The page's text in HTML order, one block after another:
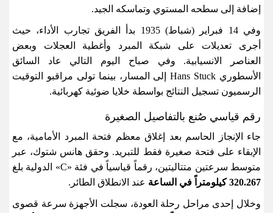
إضافة إلى سطحه المستوي وتماسكه الجيد.
وفي 14 فبراير (شباط) 1935 بدأ الفريق تجارب الأداء، حيث
أجرى تعديلات على شبكة المبرد وأغطية العجلات وبعض
العناصر الانسيابية. وفي صباح اليوم التالي عاد السائق
الأسطوري
إلى المسار، بينما تولى مراقبو التوقيت
الرسميون تسجيل النتائج بواسطة خلايا ضوئية كهربائية.
رقم قياسي صُنع بالتفاصيل الصغيرة
جاء الإنجاز الحاسم بعد إغلاق معظم فتحة المبرد الأمامية، مع
الإبقاء على فتحة صغيرة فقط للتبريد. وحقق هانس شتوك، عبر
متوسط سرعتين متتاليتين، رقماً قياسياً في فئة «C»
الدولية بلغ
320.267 كيلومتراً في الساعة عند الانطلاق الطائر .
وخلال إحدى مراحل رحلة العودة، سجلت الأجهزة سرعة قصوى